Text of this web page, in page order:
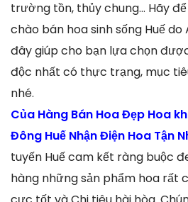
trường tồn, thủy chung… Hãy
chào bán hoa sinh sống Huế
đây giúp cho bạn lựa chọn
độc nhất có thực trạng, mục
nhé.
Của Hàng Bán Hoa Đẹp Hoa
Đông Huế Nhận Điện Hoa Tận
tuyến Huế cam kết ràng buộc
hàng những sản phẩm hoa rất